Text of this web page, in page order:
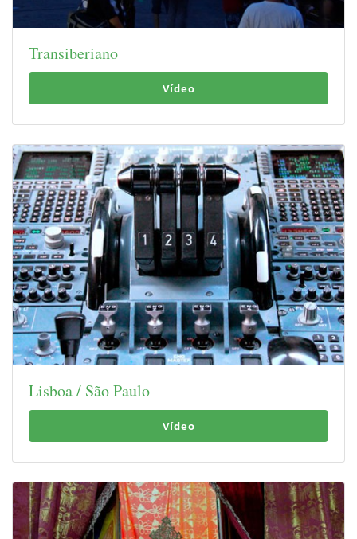
Transiberiano
Vídeo
Lisboa / São Paulo
Vídeo